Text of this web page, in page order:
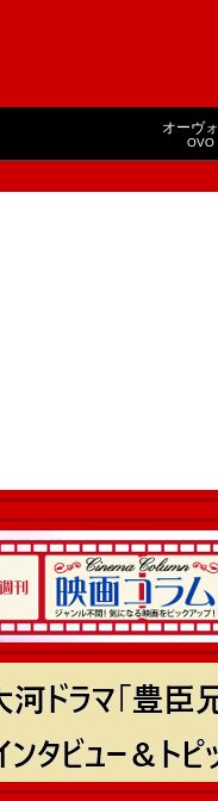
オーヴォ
OVO